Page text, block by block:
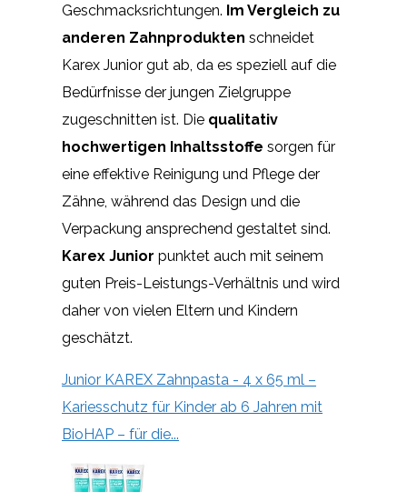
Geschmacksrichtungen. Im Vergleich zu
anderen Zahnprodukten schneidet
Karex Junior gut ab, da es speziell auf die
Bedürfnisse der jungen Zielgruppe
zugeschnitten ist. Die qualitativ
hochwertigen Inhaltsstoffe sorgen für
eine effektive Reinigung und Pflege der
Zähne, während das Design und die
Verpackung ansprechend gestaltet sind.
Karex Junior punktet auch mit seinem
guten Preis-Leistungs-Verhältnis und wird
daher von vielen Eltern und Kindern
geschätzt.
Junior KAREX Zahnpasta - 4 x 65 ml –
Kariesschutz für Kinder ab 6 Jahren mit
BioHAP – für die...